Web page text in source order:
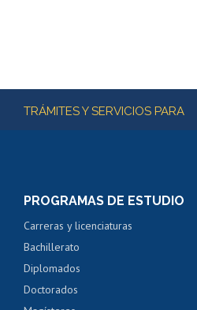
Más información
TRÁMITES Y SERVICIOS PARA
PROGRAMAS DE ESTUDIO
Carreras y licenciaturas
Bachillerato
Diplomados
Doctorados